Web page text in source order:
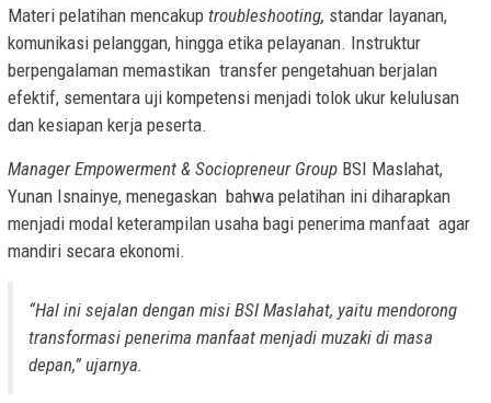
Materi pelatihan mencakup troubleshooting, standar layanan,
komunikasi pelanggan, hingga etika pelayanan. Instruktur
berpengalaman memastikan transfer pengetahuan berjalan
efektif, sementara uji kompetensi menjadi tolok ukur kelulusan
dan kesiapan kerja peserta.
Manager Empowerment & Sociopreneur Group BSI Maslahat,
Yunan Isnainye, menegaskan bahwa pelatihan ini diharapkan
menjadi modal keterampilan usaha bagi penerima manfaat agar
mandiri secara ekonomi.
“Hal ini sejalan dengan misi BSI Maslahat, yaitu mendorong
transformasi penerima manfaat menjadi muzaki di masa
depan,” ujarnya.